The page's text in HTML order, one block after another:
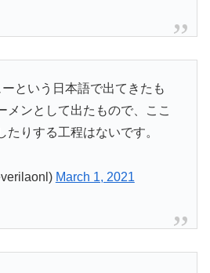
という日本語で出てきたも
メンとして出たもので、ここ
たりする工程はないです。
March 1, 2021